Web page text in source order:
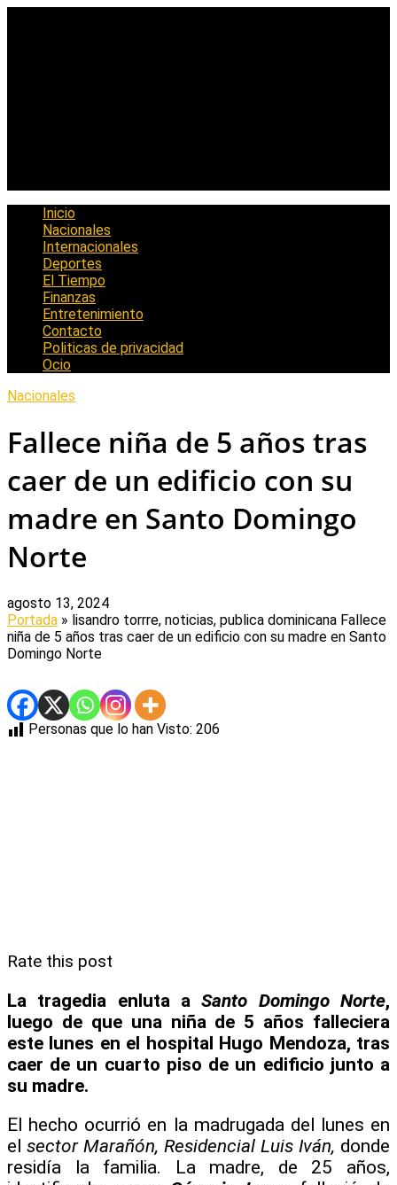
Inicio
Nacionales
Internacionales
Deportes
El Tiempo
Finanzas
Entretenimiento
Contacto
Politicas de privacidad
Ocio
Nacionales
Fallece niña de 5 años tras
caer de un edificio con su
madre en Santo Domingo
Norte
agosto 13, 2024
Portada » lisandro torrre, noticias, publica dominicana Fallece
niña de 5 años tras caer de un edificio con su madre en Santo
Domingo Norte
Personas que lo han Visto: 206
Rate this post
La tragedia enluta a Santo Domingo Norte,
luego de que una niña de 5 años falleciera
este lunes en el hospital Hugo Mendoza, tras
caer de un cuarto piso de un edificio junto a
su madre.
El hecho ocurrió en la madrugada del lunes en
el sector Marañón, Residencial Luis Iván, donde
residía la familia. La madre, de 25 años,